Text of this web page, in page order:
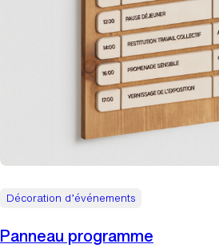
Décoration d’événements
Panneau programme